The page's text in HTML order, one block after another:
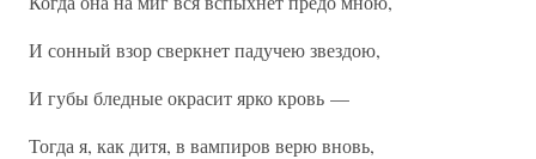
И сонный взор сверкнет падучею звездою,
И губы бледные окрасит ярко кровь —
Тогда я, как дитя, в вампиров верю вновь,